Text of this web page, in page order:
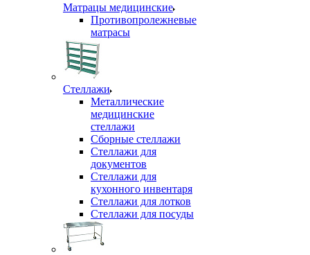
Матрацы медицинские
Противопролежневые
матрасы
Стеллажи
Металлические
медицинские
стеллажи
Сборные стеллажи
Стеллажи для
документов
Стеллажи для
кухонного инвентаря
Стеллажи для лотков
Стеллажи для посуды